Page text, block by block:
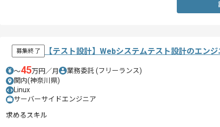
募集終了 【テスト設計】Webシステムテスト設計のエン
〜45万円／月 業務委託 (フリーランス)
関内(神奈川県)
Linux
サーバーサイドエンジニア
求めるスキル